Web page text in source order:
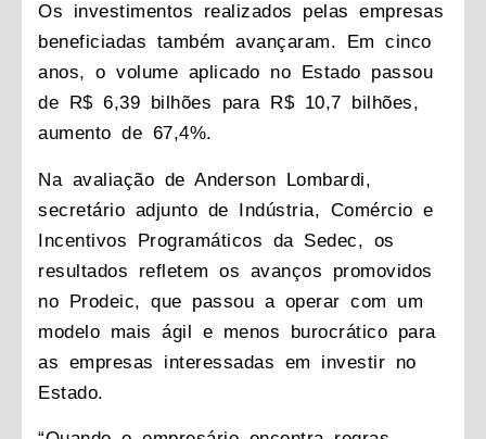
Os investimentos realizados pelas empresas
beneficiadas também avançaram. Em cinco
anos, o volume aplicado no Estado passou
de R$ 6,39 bilhões para R$ 10,7 bilhões,
aumento de 67,4%.
Na avaliação de Anderson Lombardi,
secretário adjunto de Indústria, Comércio e
Incentivos Programáticos da Sedec, os
resultados refletem os avanços promovidos
no Prodeic, que passou a operar com um
modelo mais ágil e menos burocrático para
as empresas interessadas em investir no
Estado.